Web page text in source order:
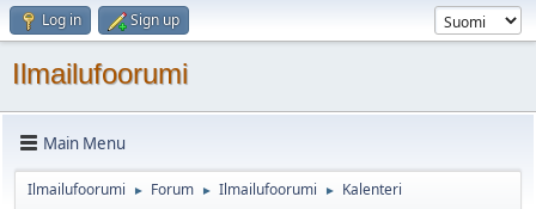
Log in Sign up
Ilmailufoorumi
Main Menu
Ilmailufoorumi ► Forum ► Ilmailufoorumi ► Kalenteri